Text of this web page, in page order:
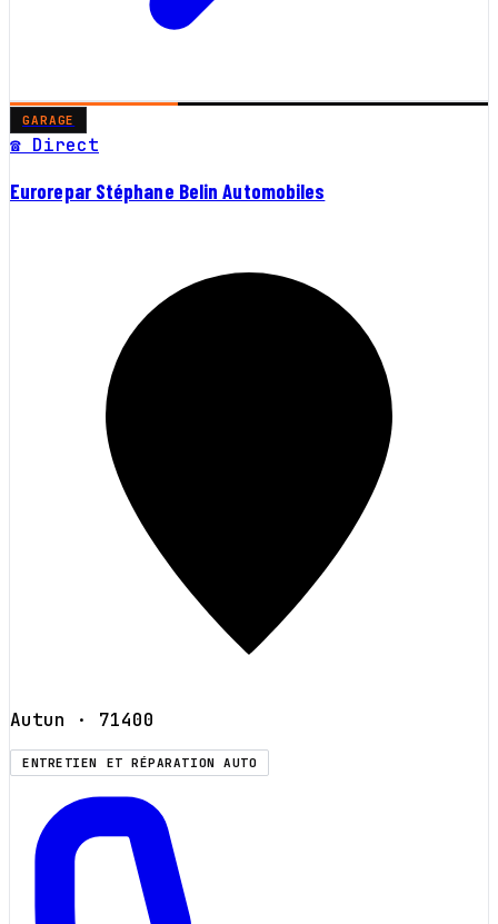
GARAGE
☎ Direct
Eurorepar Stéphane Belin Automobiles
Autun · 71400
ENTRETIEN ET RÉPARATION AUTO